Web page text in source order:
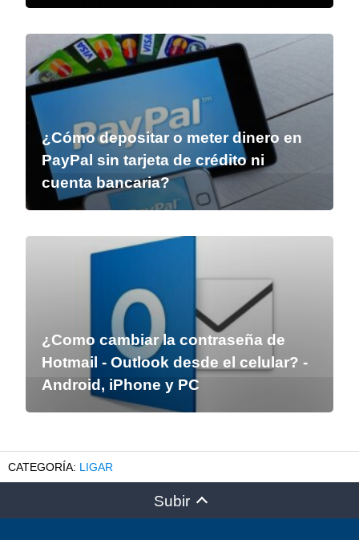
¿Cómo depositar o meter dinero en
PayPal sin tarjeta de crédito ni
cuenta bancaria?
¿Como cambiar la contraseña de
Hotmail - Outlook desde el celular? -
Android, iPhone y PC
LIGAR
Subir